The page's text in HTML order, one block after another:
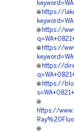
🌐 https://
🌐 https://
🌐 https://
🌐 https://
🌐 https://
🌐
https://
🌐